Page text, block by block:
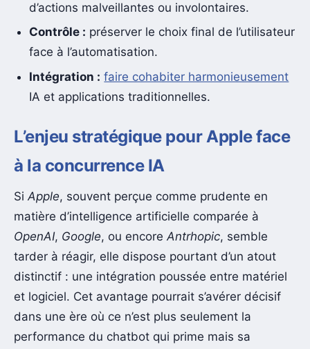
d’actions malveillantes ou involontaires.
Contrôle : préserver le choix final de l’utilisateur
face à l’automatisation.
Intégration : faire cohabiter harmonieusement
IA et applications traditionnelles.
L’enjeu stratégique pour Apple face
à la concurrence IA
SiApple, souvent perçue comme prudente en
matière d’intelligence artificielle comparée à
OpenAI, Google, ou encoreAntrhopic, semble
tarder à réagir, elle dispose pourtant d’un atout
distinctif : une intégration poussée entre matériel
et logiciel. Cet avantage pourrait s’avérer décisif
dans une ère où ce n’est plus seulement la
performance du chatbot qui prime mais sa